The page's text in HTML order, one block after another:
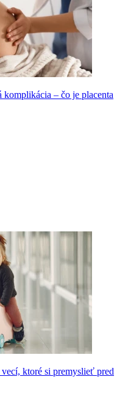
komplikácia – čo je placenta
ktoré si premyslieť pred